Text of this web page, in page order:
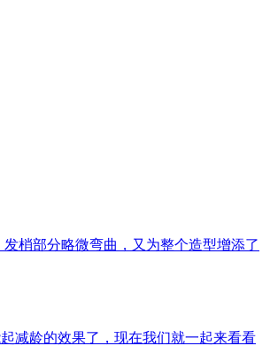
梢部分略微弯曲，又为整个造型增添了
减龄的效果了，现在我们就一起来看看